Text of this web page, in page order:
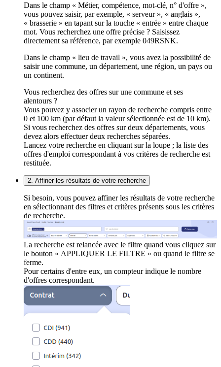
Dans le champ « Métier, compétence, mot-clé, n° d'offre »,
vous pouvez saisir, par exemple, « serveur », « anglais »,
« brasserie » en tapant sur la touche « entrée » entre chaque
mot. Vous recherchez une offre précise ? Saisissez
directement sa référence, par exemple 049RSNK.
Dans le champ « lieu de travail », vous avez la possibilité de
saisir une commune, un département, une région, un pays ou
un continent.
Vous recherchez des offres sur une commune et ses
alentours ?
Vous pouvez y associer un rayon de recherche compris entre
0 et 100 km (par défaut la valeur sélectionnée est de 10 km).
Si vous recherchez des offres sur deux départements, vous
devez alors effectuer deux recherches séparées.
Lancez votre recherche en cliquant sur la loupe ; la liste des
offres d'emploi correspondant à vos critères de recherche est
restituée.
2. Affiner les résultats de votre recherche
Si besoin, vous pouvez affiner les résultats de votre recherche
en sélectionnant des filtres et critères présents sous les critères
de recherche.
La recherche est relancée avec le filtre quand vous cliquez sur
le bouton « APPLIQUER LE FILTRE » ou quand le filtre se
ferme.
Pour certains d'entre eux, un compteur indique le nombre
d'offres correspondant.